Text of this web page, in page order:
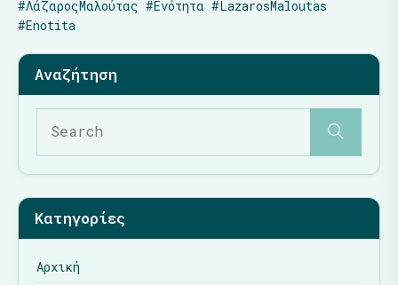
#ΛάζαροςΜαλούτας #Ενότητα #LazarosMaloutas
#Enotita
Κατηγορίες
Αρχική